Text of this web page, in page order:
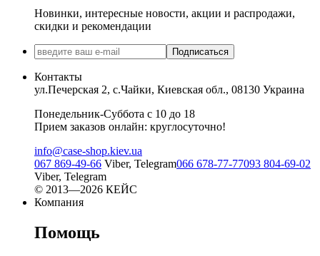
Новинки, интересные новости, акции и распродажи,
скидки и рекомендации
Подписаться
Контакты
ул.Печерская 2, с.Чайки, Киевская обл., 08130 Украина
Понедельник-Суббота с 10 до 18
Прием заказов онлайн: круглосуточно!
info@case-shop.kiev.ua
067 869-49-66 Viber, Telegram066 678-77-77093 804-69-02
Viber, Telegram
© 2013—2026 КЕЙС
Компания
Помощь